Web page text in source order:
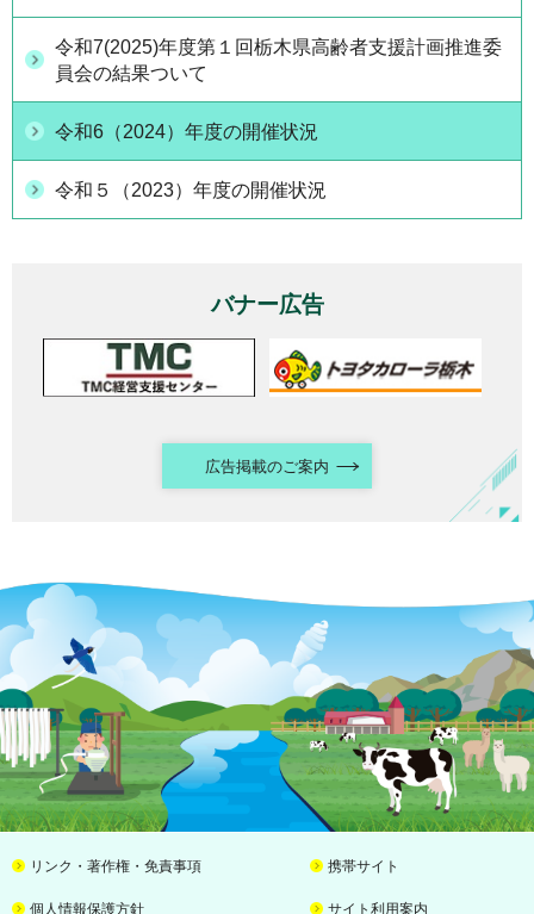
令和7(2025)年度第１回栃木県高齢者支援計画推進委
員会の結果ついて
令和6（2024）年度の開催状況
令和５（2023）年度の開催状況
バナー広告
広告掲載のご案内
リンク・著作権・免責事項 携帯サイト
個人情報保護方針 サイト利用案内